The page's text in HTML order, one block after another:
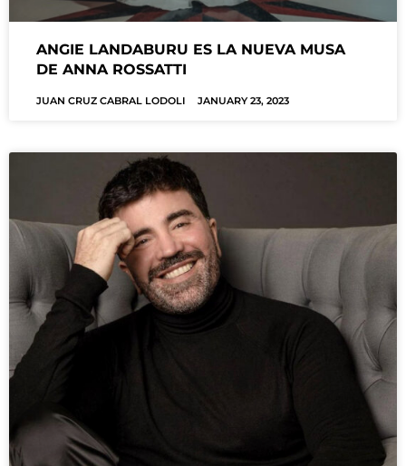
ANGIE LANDABURU ES LA NUEVA MUSA
DE ANNA ROSSATTI
JUAN CRUZ CABRAL LODOLI JANUARY 23, 2023